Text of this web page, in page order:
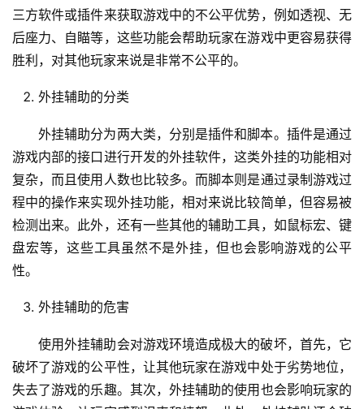
三方软件或插件来获取游戏中的不公平优势，例如透视、无
后座力、自瞄等，这些功能会帮助玩家在游戏中更容易获得
胜利，对其他玩家来说是非常不公平的。
外挂辅助的分类
外挂辅助分为两大类，分别是插件和脚本。插件是通过
游戏内部的接口进行开发的外挂软件，这类外挂的功能相对
复杂，而且使用人数也比较多。而脚本则是通过录制游戏过
程中的操作来实现外挂功能，相对来说比较简单，但容易被
检测出来。此外，还有一些其他的辅助工具，如鼠标宏、键
盘宏等，这些工具虽然不是外挂，但也会影响游戏的公平
性。
外挂辅助的危害
使用外挂辅助会对游戏环境造成极大的破坏，首先，它
破坏了游戏的公平性，让其他玩家在游戏中处于劣势地位，
失去了游戏的乐趣。其次，外挂辅助的使用也会影响玩家的